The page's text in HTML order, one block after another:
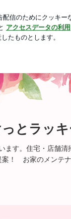
とラッ
す。住宅・店舗
！ お家のメンテナ